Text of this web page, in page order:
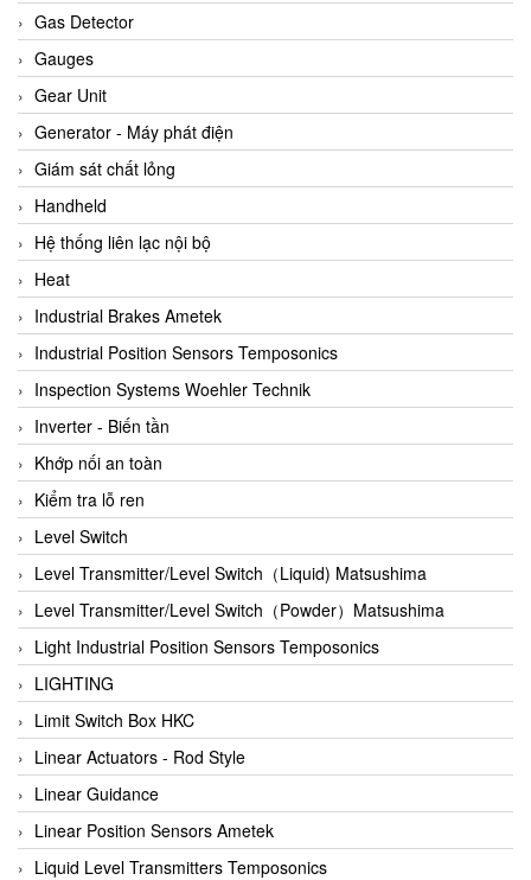
ARCA Regler
Arcos Hydraulik
Ardetem-Sfere-Vietnam
Argal
AS ENERGI
ASCO CO2
Asker
AT2E
ATC Pneumatic
ATEX System
ATI - IA
ATI (Analytical Technology Inc)
Atos
Atrax
Auma
Autec
Auto Flow
Automatic valve
Aventics
Avproglobal
Axiomtek
AZBIL
B&C Electronics
B&R
Gas Detector
Gauges
Gear Unit
Generator - Máy phát điện
Giám sát chất lỏng
Handheld
Hệ thống liên lạc nội bộ
Heat
Industrial Brakes Ametek
Industrial Position Sensors Temposonics
Inspection Systems Woehler Technik
Inverter - Biến tần
Khớp nối an toàn
Kiểm tra lỗ ren
Level Switch
Level Transmitter/Level Switch（Liquid) Matsushima
Level Transmitter/Level Switch（Powder）Matsushima
Light Industrial Position Sensors Temposonics
LIGHTING
Limit Switch Box HKC
Linear Actuators - Rod Style
Linear Guidance
Linear Position Sensors Ametek
Liquid Level Transmitters Temposonics